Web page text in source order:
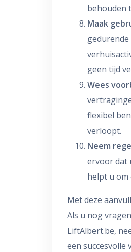
behouden
Maak
geen tijd
Wees
flexibel
verloopt.
Neem
ervoor dat
helpt u om
Met deze
Als u nog
LiftAlbert.be,
een succesvolle